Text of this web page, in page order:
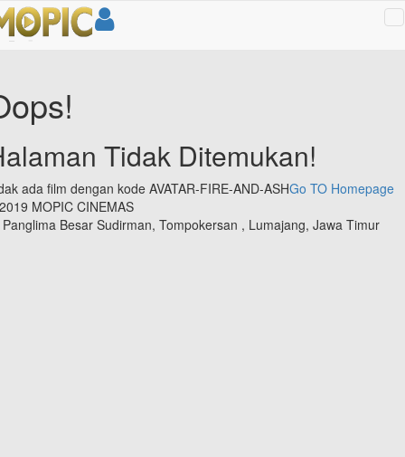
Tidak Ditemukan!
ada film dengan kode AVATAR-FIRE-AND-ASHGo TO Homepage
MOPIC CINEMAS
Besar Sudirman, Tompokersan , Lumajang, Jawa Timur